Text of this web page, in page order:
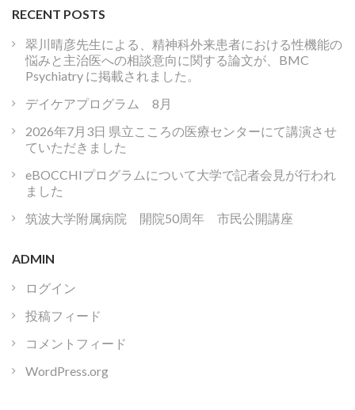
RECENT POSTS
翠川晴彦先生による、精神科外来患者における性機能の
悩みと主治医への相談意向に関する論文が、BMC
Psychiatry に掲載されました。
デイケアプログラム 8月
2026年7月3日 県立こころの医療センターにて講演させ
ていただきました
eBOCCHIプログラムについて大学で記者会見が行われ
ました
筑波大学附属病院 開院50周年 市民公開講座
ADMIN
ログイン
投稿フィード
コメントフィード
WordPress.org